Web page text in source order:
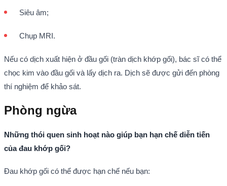
Siêu âm;
Chụp MRI.
Nếu có dịch xuất hiện ở đầu gối (tràn dịch khớp gối), bác sĩ có thể
chọc kim vào đầu gối và lấy dịch ra. Dịch sẽ được gửi đến phòng
thí nghiệm để khảo sát.
Phòng ngừa
Những thói quen sinh hoạt nào giúp bạn hạn chế diễn tiến
của đau khớp gối?
Đau khớp gối có thể được hạn chế nếu bạn: